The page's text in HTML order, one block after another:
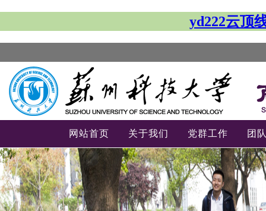
yd222云顶
网站首页 关于我们 党群工作 团
-->